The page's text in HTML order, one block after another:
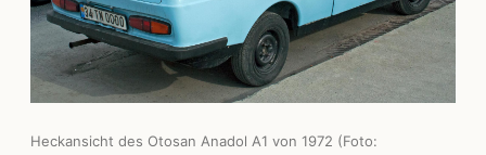
Heckansicht des Otosan Anadol A1 von 1972 (Foto: